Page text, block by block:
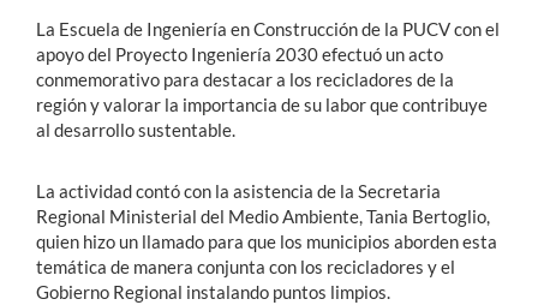
La Escuela de Ingeniería en Construcción de la PUCV con el
apoyo del Proyecto Ingeniería 2030 efectuó un acto
conmemorativo para destacar a los recicladores de la
región y valorar la importancia de su labor que contribuye
al desarrollo sustentable.
La actividad contó con la asistencia de la Secretaria
Regional Ministerial del Medio Ambiente, Tania Bertoglio,
quien hizo un llamado para que los municipios aborden esta
temática de manera conjunta con los recicladores y el
Gobierno Regional instalando puntos limpios.